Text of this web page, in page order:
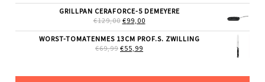
WAS:
€249,00.
IS:
GRILLPAN CERAFORCE-5 DEMEYERE
€129,00 OORSPRONKELIJKE
WAS:
€129,00.
€99,00HUIDIGE
IS:
WORST-TOMATENMES 13CM PROF.S. ZWILLING
€69,99 OORSPRONKELIJKE
€55,99